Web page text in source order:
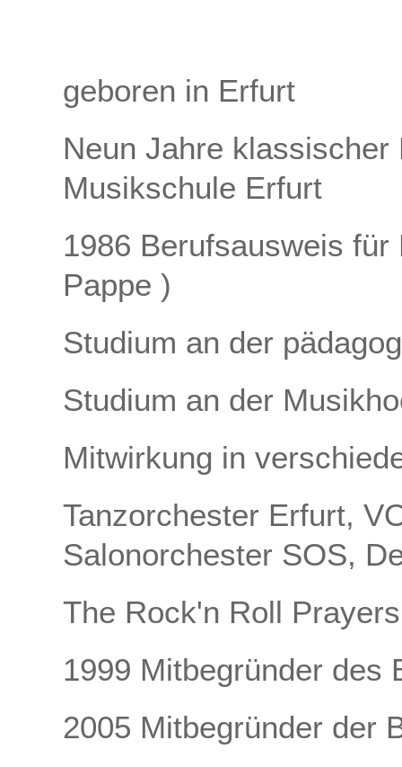
geboren in Erfurt
Neun Jahre
Musikschule Erfurt
1986 Berufsausweis
Pappe )
Studium an der
Studium an der
Mitwirkung in
Tanzorchester Erfurt,
Salonorchester SOS,
The Rock'n Roll
1999 Mitbegründer des
2005 Mitbegründer der